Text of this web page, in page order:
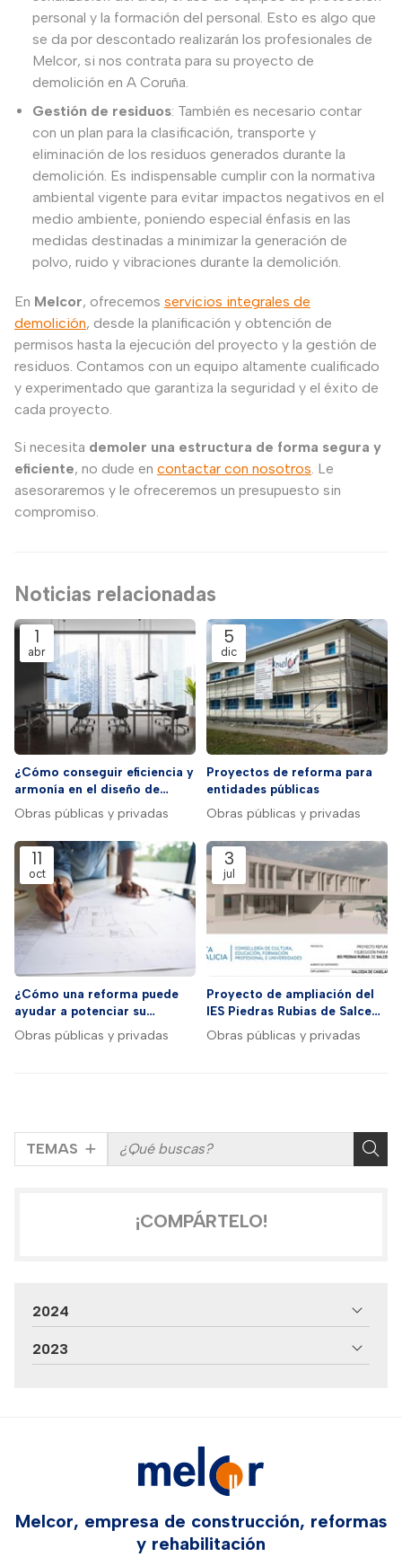
TEMAS
personal y la formación del personal. Esto es algo que
se da por descontado realizarán los profesionales de
Melcor, si nos contrata para su proyecto de
demolición en A Coruña.
Gestión de residuos: También es necesario contar
con un plan para la clasificación, transporte y
eliminación de los residuos generados durante la
demolición. Es indispensable cumplir con la normativa
ambiental vigente para evitar impactos negativos en el
medio ambiente, poniendo especial énfasis en las
medidas destinadas a minimizar la generación de
polvo, ruido y vibraciones durante la demolición.
En Melcor, ofrecemos servicios integrales de
demolición, desde la planificación y obtención de
permisos hasta la ejecución del proyecto y la gestión de
residuos. Contamos con un equipo altamente cualificado
y experimentado que garantiza la seguridad y el éxito de
cada proyecto.
Si necesita demoler una estructura de forma segura y
eficiente, no dude en contactar con nosotros. Le
asesoraremos y le ofreceremos un presupuesto sin
compromiso.
Noticias relacionadas
1
abr
¿Cómo conseguir eficiencia y
armonía en el diseño de
oficinas?
Obras públicas y privadas
5
dic
Proyectos de reforma para
entidades públicas
Obras públicas y privadas
11
oct
¿Cómo una reforma puede
ayudar a potenciar su
negocio?
Obras públicas y privadas
3
jul
Proyecto de ampliación del
IES Piedras Rubias de Salceda
de Caselas
Obras públicas y privadas
¡COMPÁRTELO!
2024
2023
Melcor, empresa de construcción, reformas
y rehabilitación